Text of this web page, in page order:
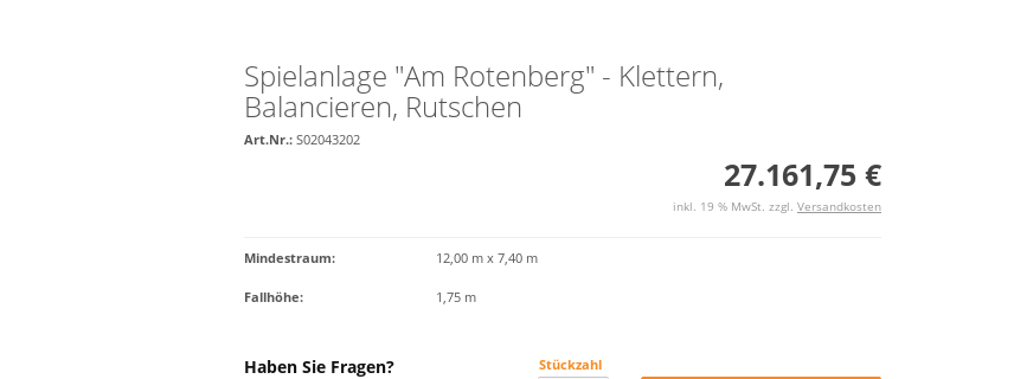
Spielanlage "Am Rotenberg" - Klettern,
Balancieren, Rutschen
Art.Nr.: S02043202
27.161,75 €
inkl. 19 % MwSt. zzgl. Versandkosten
Mindestraum: 12,00 m x 7,40 m
Fallhöhe: 1,75 m
Stückzahl
Haben Sie Fragen?